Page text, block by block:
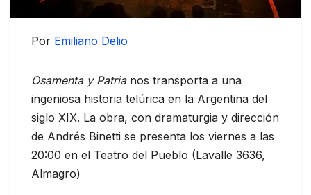
Por Emiliano Delio
Osamenta y Patrianos transporta a una
ingeniosa historia telúrica en la Argentina del
siglo XIX. La obra, con dramaturgia y dirección
de Andrés Binetti se presenta los viernes a las
20:00 en el Teatro del Pueblo (Lavalle 3636,
Almagro)